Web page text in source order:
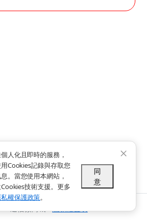
人化且即時的服務，
Cookies記錄與存取您
。當您使用本網站，
技術支援。更多
權保護政策。
同
意
- 遠信微商城 -隱私權聲明